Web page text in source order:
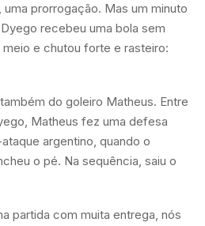
prorrogação. Mas um minuto
recebeu uma bola sem
e chutou forte e rasteiro:
do goleiro Matheus. Entre
Matheus fez uma defesa
argentino, quando o
o pé. Na sequência, saiu o
partida com muita entrega, nós